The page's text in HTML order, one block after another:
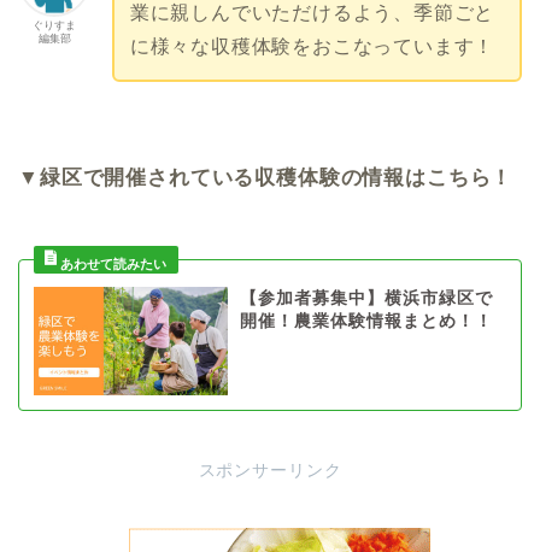
ぐりすま
編集部
業に親しんでいただけるよう、季節ごと
に様々な収穫体験をおこなっています！
▼緑区で開催されている収穫体験の情報はこちら！
【参加者募集中】横浜市緑区で
開催！農業体験情報まとめ！！
スポンサーリンク